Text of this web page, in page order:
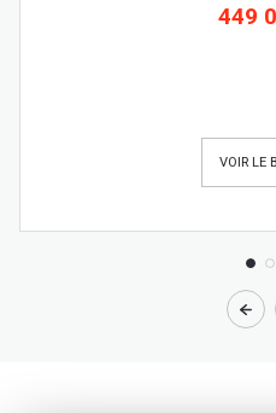
449
VOIR LE